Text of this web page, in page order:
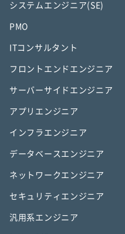
システムエンジニア(SE)
PMO
ITコンサルタント
フロントエンドエンジニア
サーバーサイドエンジニア
アプリエンジニア
インフラエンジニア
データベースエンジニア
ネットワークエンジニア
セキュリティエンジニア
汎用系エンジニア